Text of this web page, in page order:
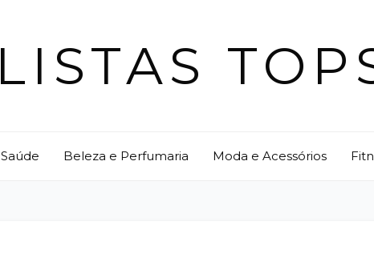
LISTAS
Saúde Beleza e Perfumaria Moda e Acessórios